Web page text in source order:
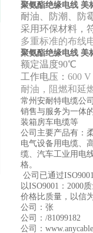
聚氨酯绝缘电线 美
耐油、防潮、防
采用环保材料，
多重标准的布线
聚氨酯绝缘电线 美
额定温度90℃
工作电压： 600 V
耐油，阻燃和延
常州安耐特电缆公
销售与服务为一体
装箱房车电缆等
公司主要产品有：
电气设备用电缆、
缆、汽车工业用电
格。
公司已通过
以ISO9001：2000
价格比质量，以信
公司：张
公司：/81099182
公司：